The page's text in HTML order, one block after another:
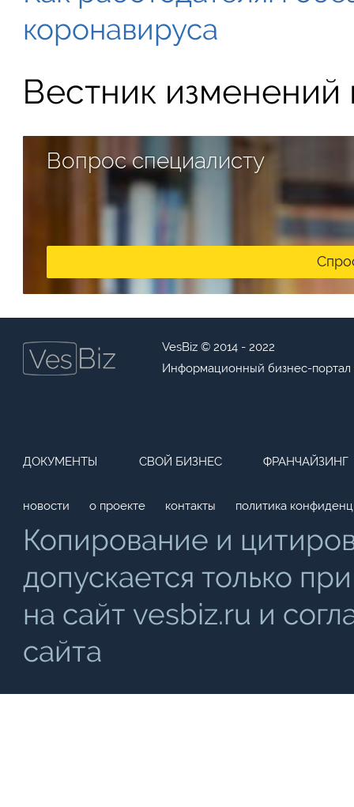
коронавируса
Вестник изменений
Вопрос специалисту
VesBiz © 2014 - 2022
Информационный бизнес-портал
ДОКУМЕНТЫ СВОЙ БИЗНЕС ФРАНЧАЙЗИНГ
новости о проекте контакты политика
Копирование и
допускается только
на сайт vesbiz.ru и
сайта